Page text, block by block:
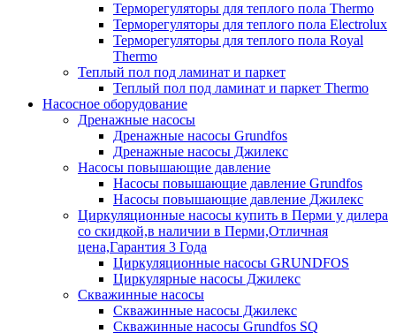
Терморегуляторы для теплого пола Thermo
Терморегуляторы для теплого пола Electrolux
Терморегуляторы для теплого пола Royal
Thermo
Теплый пол под ламинат и паркет
Теплый пол под ламинат и паркет Thermo
Насосное оборудование
Дренажные насосы
Дренажные насосы Grundfos
Дренажные насосы Джилекс
Насосы повышающие давление
Насосы повышающие давление Grundfos
Насосы повышающие давление Джилекс
Циркуляционные насосы купить в Перми у дилера
со скидкой,в наличии в Перми,Отличная
цена,Гарантия 3 Года
Циркуляционные насосы GRUNDFOS
Циркулярные насосы Джилекс
Скважинные насосы
Скважинные насосы Джилекс
Скважинные насосы Grundfos SQ